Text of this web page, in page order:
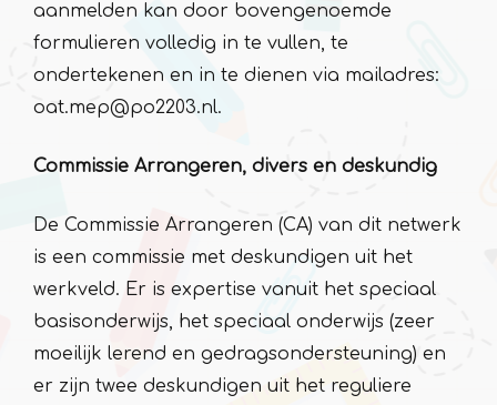
aanmelden kan door bovengenoemde
formulieren volledig in te vullen, te
ondertekenen en in te dienen via mailadres:
oat.mep@po2203.nl.
​Commissie Arrangeren, divers en deskundig
De Commissie Arrangeren (CA) van dit netwerk
is een commissie met deskundigen uit het
werkveld. Er is expertise vanuit het speciaal
basisonderwijs, het speciaal onderwijs (zeer
moeilijk lerend en gedragsondersteuning) en
er zijn twee deskundigen uit het reguliere